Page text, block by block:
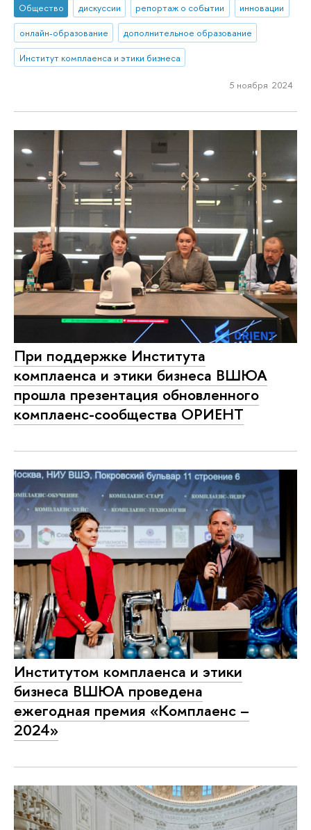
Общество дискуссии репортаж о событии
инновации
онлайн-образование
дополнительное образование
Институт комплаенса и этики бизнеса
5 ноября 2024
При поддержке Института
комплаенса и этики бизнеса ВШЮА
прошла презентация обновленного
комплаенс-сообщества ОРИЕНТ
Институтом комплаенса и этики
бизнеса ВШЮА проведена
ежегодная премия «Комплаенс –
2024»